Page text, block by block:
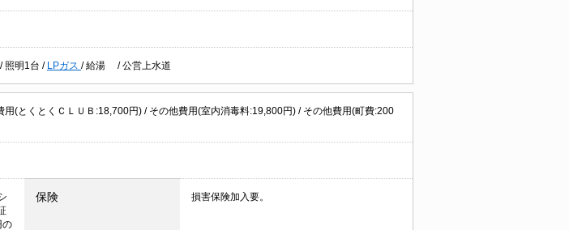
/ 照明1台 / LPガス /給湯 /公営上水道
(とくとくＣＬＵＢ:18,700円) / その他費用(室内消毒料:19,800円) / その他費用(町費:200
の
保険 損害保険加入要。